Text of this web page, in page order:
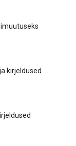
kirjeldused